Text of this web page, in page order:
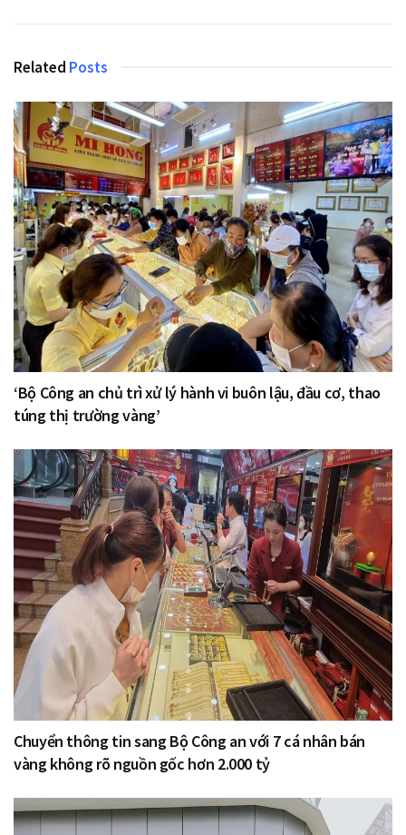
Related Posts
‘Bộ Công an chủ trì xử lý hành vi buôn lậu, đầu cơ, thao
túng thị trường vàng’
Chuyển thông tin sang Bộ Công an với 7 cá nhân bán
vàng không rõ nguồn gốc hơn 2.000 tỷ